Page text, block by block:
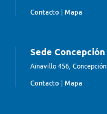
Contacto | Mapa
Sede Concepción
Ainavillo 456, Concepción
Contacto | Mapa